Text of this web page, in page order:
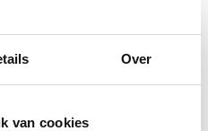
Over
van cookies